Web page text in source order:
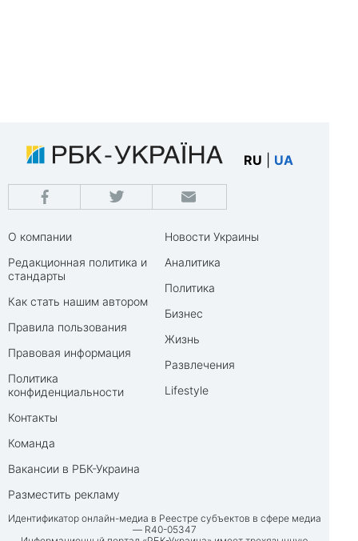
RU UA
О компании
Редакционная политика и
стандарты
Как стать нашим автором
Правила пользования
Правовая информация
Политика
конфиденциальности
Контакты
Команда
Вакансии в РБК-Украина
Разместить рекламу
Новости Украины
Аналитика
Политика
Бизнес
Жизнь
Развлечения
Lifestyle
Идентификатор онлайн-медиа в Реестре субъектов в сфере медиа
— R40-05347